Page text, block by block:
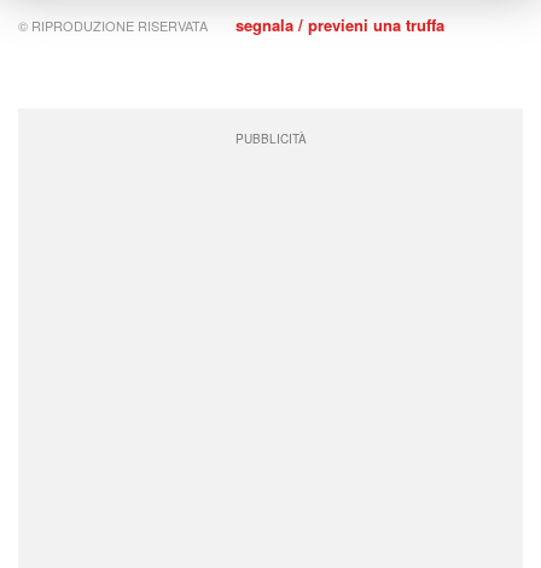
© RIPRODUZIONE RISERVATA segnala / previeni una truffa
PUBBLICITÀ